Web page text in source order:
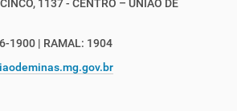
1137 - CENTRO – UNIÃO DE
1900 | RAMAL: 1904